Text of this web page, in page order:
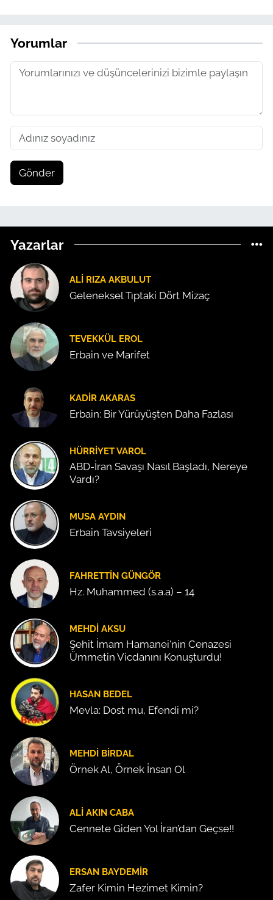
Yorumlar
Gönder
Yazarlar
ALI RIZA AKBULUT
Geleneksel Tıptaki Dört Mizaç
TEVEKKÜL EROL
Erbain ve Marifet
KADIR AKARAS
Erbain: Bir Yürüyüşten Daha Fazlası
HÜRRIYET VAROL
ABD-İran Savaşı Nasıl Başladı, Nereye
Vardı?
MUSA AYDIN
Erbain Tavsiyeleri
FAHRETTIN GÜNGÖR
Hz. Muhammed (s.a.a) – 14
MEHDI AKSU
Şehit İmam Hamanei'nin Cenazesi
Ümmetin Vicdanını Konuşturdu!
HASAN BEDEL
Mevla: Dost mu, Efendi mi?
MEHDI BIRDAL
Örnek Al, Örnek İnsan Ol
ALI AKIN CABA
Cennete Giden Yol İran’dan Geçse!!
ERSAN BAYDEMIR
Zafer Kimin Hezimet Kimin?